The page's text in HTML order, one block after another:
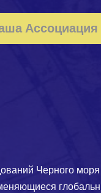
Ассоциация
Черного